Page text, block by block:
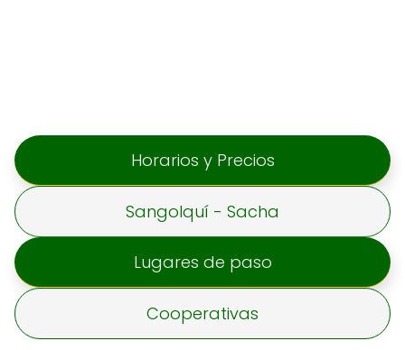
Horarios y Precios
Sangolquí - Sacha
Lugares de paso
Cooperativas